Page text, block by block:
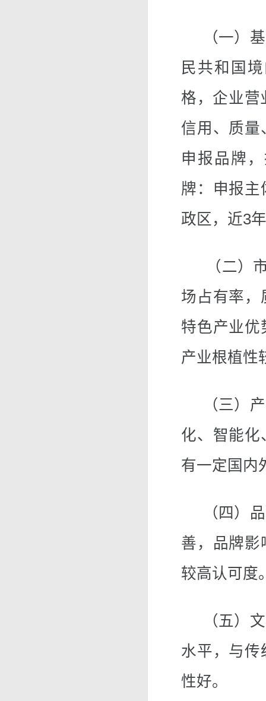
（一）基
民共和国
格，企业营
信用、质量
申报品牌
牌：申报主
政区，近3
（二）市
场占有率，
特色产业优
产业根植性
（三）产
化、智能化
有一定国内
（四）品
善，品牌影
较高认可度
（五）文
水平，与传
性好。